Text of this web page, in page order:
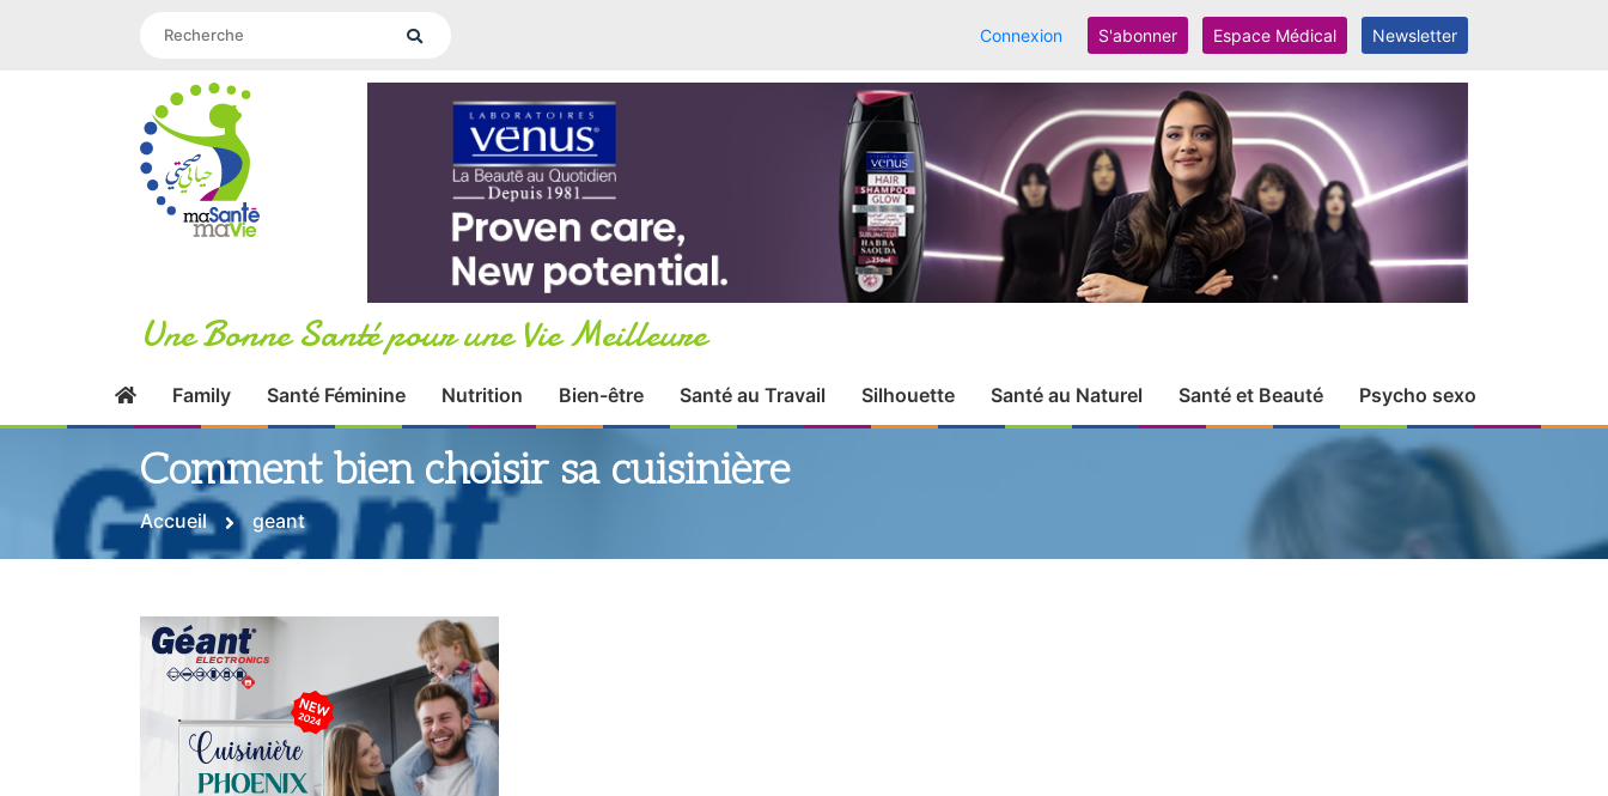
Connexion S'abonner Espace Médical Newsletter
Une Bonne Santé pour une Vie Meilleure
Family Santé Féminine Nutrition Bien-être Santé au Travail Silhouette Santé au Naturel Santé et Beauté Psycho sexo
Comment bien choisir sa cuisinière
Accueil geant